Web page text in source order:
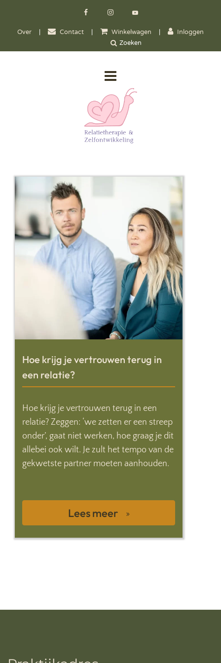
Over | Contact | Winkelwagen | Inloggen
Hoe krijg je vertrouwen terug in
een relatie?
Hoe krijg je vertrouwen terug in een
relatie? Zeggen: ‘we zetten er een streep
onder’, gaat niet werken, hoe graag je dit
allebei ook wilt. Je zult het tempo van de
gekwetste partner moeten aanhouden.
Lees meer